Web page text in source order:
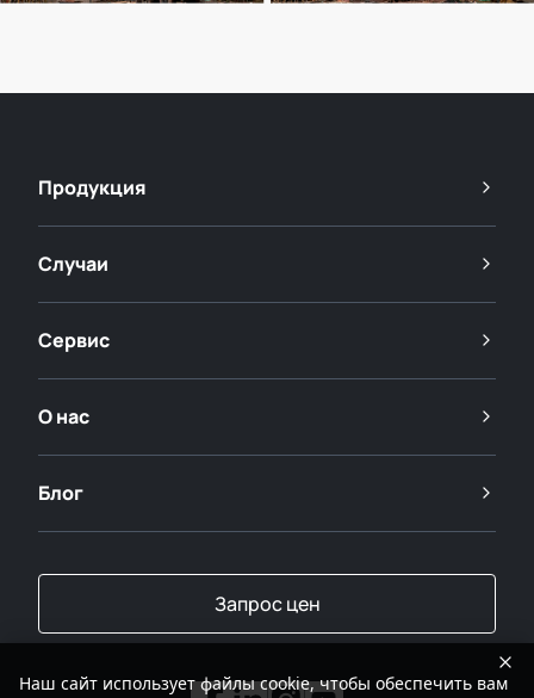
Продукция
Случаи
Сервис
О нас
Блог
Запрос цен
Наш сайт использует файлы cookie, чтобы обеспечить вам